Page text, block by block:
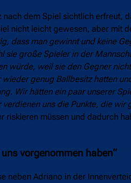
dem Spiel sichtlich erfreut,
nicht leicht gewesen, aber mit
dass man gewinnt und keine
große Spieler in der
würde, weil sie den Gegner
genug Ballbesitz hatten
Wir hätten ein paar unserer
uns die Punkte, die wir
riskieren müssen und dadurch
vorgenommen haben“
neben Adriano in der